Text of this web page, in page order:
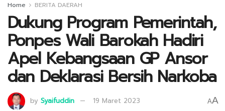
Home BERITA DAERAH
Dukung Program Pemerintah,
Ponpes Wali Barokah Hadiri
Apel Kebangsaan GP Ansor
dan Deklarasi Bersih Narkoba
by Syaifuddin 19 Maret 2023 AA